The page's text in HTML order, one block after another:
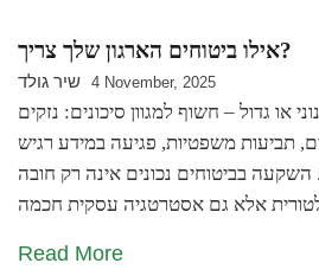
אילו ביטוחים הארגון שלך צריך?
שיר גולד 4 November, 2025
או גדול – חשוף למגוון סיכונים: נזקים
תביעות משפטיות, פגיעה במידע רגיש
השקעה בביטוחים נכונים אינה רק חובה
Read More